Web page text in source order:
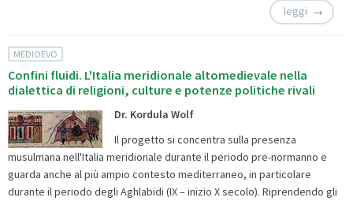
leggi
MEDIOEVO
Confini fluidi. L'Italia meridionale altomedievale nella
dialettica di religioni, culture e potenze politiche rivali
Dr. Kordula Wolf
Il progetto si concentra sulla presenza
musulmana nell'Italia meridionale durante il periodo pre-normanno e
guarda anche al più ampio contesto mediterraneo, in particolare
durante il periodo degli Aghlabidi (IX – inizio X secolo). Riprendendo gli